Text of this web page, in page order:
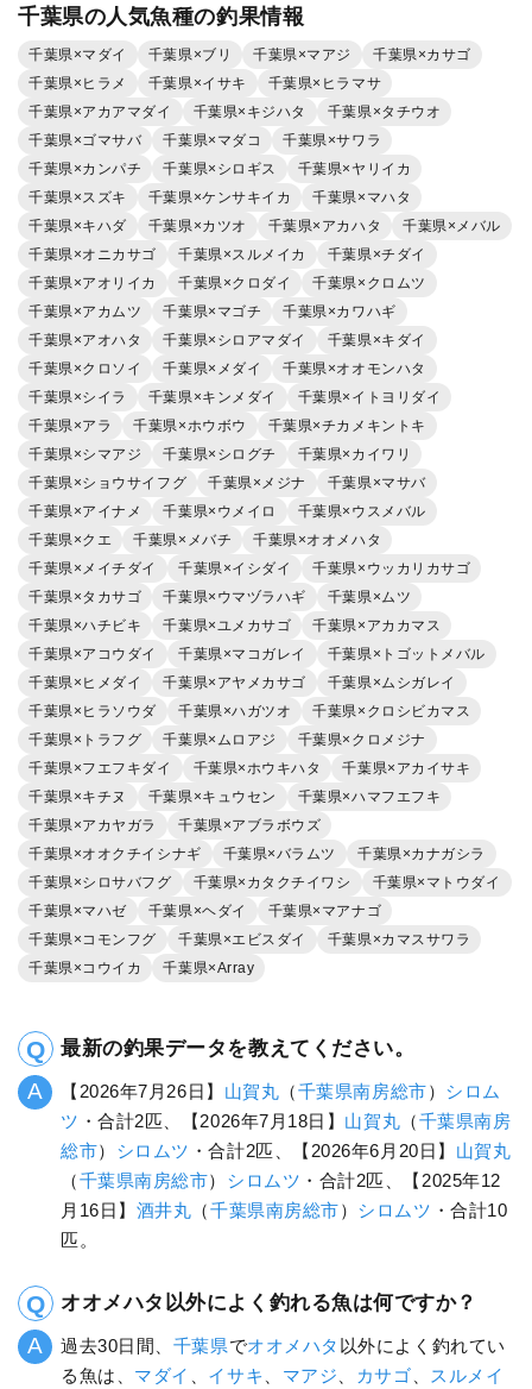
千葉県の人気魚種の釣果情報
千葉県×マダイ 千葉県×ブリ 千葉県×マアジ
千葉県×カサゴ
千葉県×ヒラメ
千葉県×イサキ
千葉県×ヒラマサ
千葉県×アカアマダイ
千葉県×キジハタ
千葉県×タチウオ
千葉県×ゴマサバ
千葉県×マダコ
千葉県×サワラ
千葉県×カンパチ
千葉県×シロギス
千葉県×ヤリイカ
千葉県×スズキ
千葉県×ケンサキイカ
千葉県×マハタ
千葉県×キハダ
千葉県×カツオ 千葉県×アカハタ
千葉県×メバル
千葉県×オニカサゴ
千葉県×スルメイカ
千葉県×チダイ
千葉県×アオリイカ
千葉県×クロダイ
千葉県×クロムツ
千葉県×アカムツ
千葉県×マゴチ
千葉県×カワハギ
千葉県×アオハタ
千葉県×シロアマダイ
千葉県×キダイ
千葉県×クロソイ
千葉県×メダイ
千葉県×オオモンハタ
千葉県×シイラ
千葉県×キンメダイ
千葉県×イトヨリダイ
千葉県×アラ
千葉県×ホウボウ
千葉県×チカメキントキ
千葉県×シマアジ
千葉県×シログチ
千葉県×カイワリ
千葉県×ショウサイフグ
千葉県×メジナ
千葉県×マサバ
千葉県×アイナメ
千葉県×ウメイロ
千葉県×ウスメバル
千葉県×クエ
千葉県×メバチ
千葉県×オオメハタ
千葉県×メイチダイ
千葉県×イシダイ
千葉県×ウッカリカサゴ
千葉県×タカサゴ
千葉県×ウマヅラハギ
千葉県×ムツ
千葉県×ハチビキ
千葉県×ユメカサゴ
千葉県×アカカマス
千葉県×アコウダイ
千葉県×マコガレイ
千葉県×トゴットメバル
千葉県×ヒメダイ
千葉県×アヤメカサゴ
千葉県×ムシガレイ
千葉県×ヒラソウダ
千葉県×ハガツオ
千葉県×クロシビカマス
千葉県×トラフグ
千葉県×ムロアジ
千葉県×クロメジナ
千葉県×フエフキダイ
千葉県×ホウキハタ
千葉県×アカイサキ
千葉県×キチヌ
千葉県×キュウセン
千葉県×ハマフエフキ
千葉県×アカヤガラ
千葉県×アブラボウズ
千葉県×オオクチイシナギ
千葉県×バラムツ
千葉県×カナガシラ
千葉県×シロサバフグ
千葉県×カタクチイワシ
千葉県×マトウダイ
千葉県×マハゼ
千葉県×ヘダイ
千葉県×マアナゴ
千葉県×コモンフグ
千葉県×エビスダイ
千葉県×カマスサワラ
千葉県×コウイカ
千葉県×Array
最新の釣果データを教えてください。
【2026年7月26日】 山賀丸 （千葉県南房総市） シロム
ツ ・合計2匹、【2026年7月18日】 山賀丸 （千葉県南房
総市） シロムツ ・合計2匹、【2026年6月20日】 山賀丸
（千葉県南房総市） シロムツ ・合計2匹、【2025年12
月16日】 酒井丸 （千葉県南房総市） シロムツ ・合計10
匹。
オオメハタ以外によく釣れる魚は何ですか？
過去30日間、 千葉県でオオメハタ 以外によく釣れてい
る魚は、 マダイ 、 イサキ、 マアジ、 カサゴ、 スルメイ